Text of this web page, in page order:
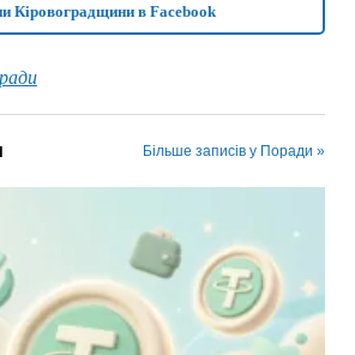
Кіровоградщини в Facebook
Більше записів у Поради »